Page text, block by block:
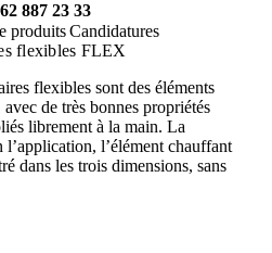
887 23 33
produitsCandidatures
flexibles FLEX
flexibles sont des éléments
de très bonnes propriétés
librement à la main. La
l’élément chauffant
dans les trois dimensions, sans